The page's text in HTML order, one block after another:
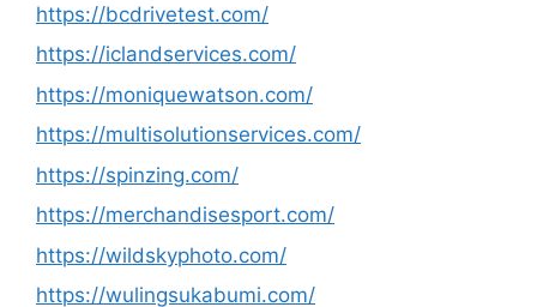
https://bcdrivetest.com/
https://iclandservices.com/
https://moniquewatson.com/
https://multisolutionservices.com/
https://spinzing.com/
https://merchandisesport.com/
https://wildskyphoto.com/
https://wulingsukabumi.com/